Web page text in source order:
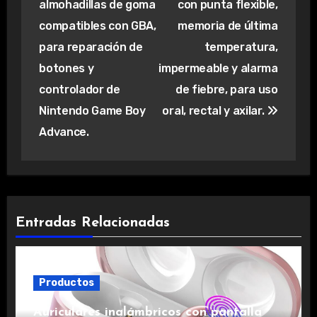
entradas
almohadillas de goma
compatibles con GBA,
para reparación de
botones y
controlador de
Nintendo Game Boy
Advance.
con punta flexible,
memoria de última
temperatura,
impermeable y alarma
de fiebre, para uso
oral, rectal y axilar.
Entradas Relacionadas
Productos
Auriculares inalámbricos con pantalla